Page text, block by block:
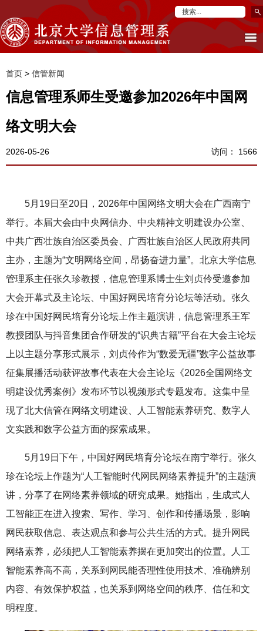
首页 > 信管新闻
信息管理系师生受邀参加2026年中国网
络文明大会
2026-05-26 访问： 1566
5月19日至20日，2026年中国网络文明大会在广西南宁
举行。本届大会由中央网信办、中央精神文明建设办公室、
中共广西壮族自治区委员会、广西壮族自治区人民政府共同
主办，主题为“文明网络空间，昂扬奋进力量”。北京大学信息
管理系主任张久珍教授，信息管理系博士生刘贞伶受邀参加
大会开幕式及主论坛、中国好网民培育分论坛等活动。张久
珍在中国好网民培育分论坛上作主题演讲， 信息管理系王军
教授团队与抖音集团合作研发的“识典古籍”平台在大会主论坛
上以主题分享形式展示，刘贞伶作为“数爱无疆”数字公益故事
征集展播活动获评故事代表在大会主论坛《2026全国网络文
明建设优秀案例》发布环节以视频形式专题发布。这集中呈
现了北大信管在网络文明建设、人工智能素养研究、数字人
文实践和数字公益方面的探索成果。
5月19日下午，中国好网民培育分论坛在南宁举行。张久
珍在论坛上作题为“人工智能时代网民网络素养提升”的主题演
讲，分享了在网络素养领域的研究成果。她指出，生成式人
工智能正在进入搜索、写作、学习、创作和传播场景，影响
网民获取信息、表达观点和参与公共生活的方式。提升网民
网络素养，必须把人工智能素养摆在更加突出的位置。人工
智能素养高不高，关系到网民能否理性使用技术、准确辨别
内容、有效保护权益，也关系到网络空间的秩序、信任和文
明程度。